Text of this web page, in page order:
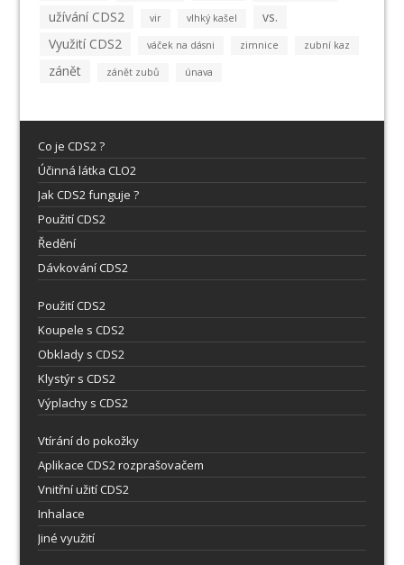
užívání CDS2
vir vlhký kašel
vs.
Využití CDS2
váček na dásni zimnice zubní kaz
zánět zánět zubů únava
Co je CDS2 ?
Účinná látka CLO2
Jak CDS2 funguje ?
Použití CDS2
Ředění
Dávkování CDS2
Použití CDS2
Koupele s CDS2
Obklady s CDS2
Klystýr s CDS2
Výplachy s CDS2
Vtírání do pokožky
Aplikace CDS2 rozprašovačem
Vnitřní užití CDS2
Inhalace
Jiné využití